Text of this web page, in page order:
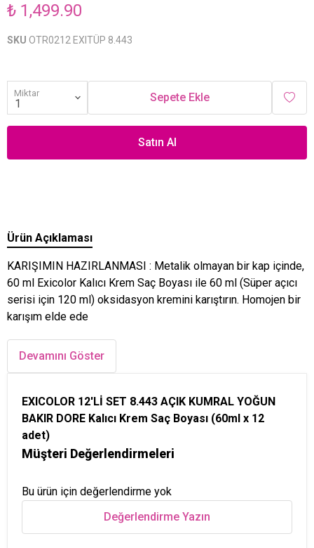
₺ 1,499.90
SKU OTR0212 EXITÜP 8.443
Miktar Sepete Ekle
Satın Al
Ürün Açıklaması
KARIŞIMIN HAZIRLANMASI : Metalik olmayan bir kap içinde,
60 ml Exicolor Kalıcı Krem Saç Boyası ile 60 ml (Süper açıcı
serisi için 120 ml) oksidasyon kremini karıştırın. Homojen bir
karışım elde ede
Devamını Göster
EXICOLOR 12'Lİ SET 8.443 AÇIK KUMRAL YOĞUN
BAKIR DORE Kalıcı Krem Saç Boyası (60ml x 12
adet)
Müşteri Değerlendirmeleri
Bu ürün için değerlendirme yok
Değerlendirme Yazın